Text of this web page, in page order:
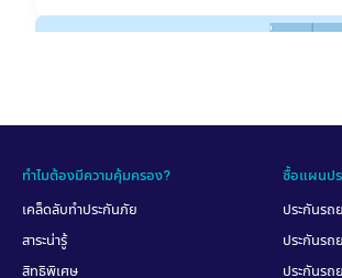
รักษาพยาบาลรวมถึงค่าชดเชยรายได้ระหว่างเข้า
รู้หรือไม่? ประกันอุบัติเหตุส่วน
บุคคล (PA) คุ้มครองและไม่